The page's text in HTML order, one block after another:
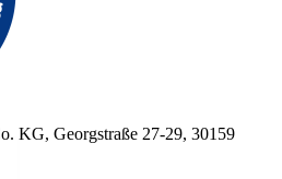
KG, Georgstraße 27-29, 30159